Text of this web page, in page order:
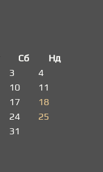
Сб
Нд
3
4
10
11
17
18
24
25
31